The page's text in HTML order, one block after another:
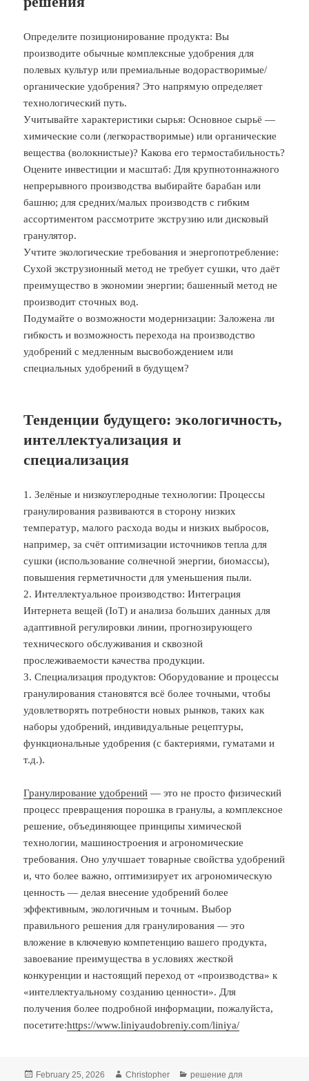
Определите позиционирование продукта: Вы
производите обычные комплексные удобрения для
полевых культур или премиальные водорастворимые/
органические удобрения? Это напрямую определяет
технологический путь.
Учитывайте характеристики сырья: Основное сырьё —
химические соли (легкорастворимые) или органические
вещества (волокнистые)? Какова его термостабильность?
Оцените инвестиции и масштаб: Для крупнотоннажного
непрерывного производства выбирайте барабан или
башню; для средних/малых производств с гибким
ассортиментом рассмотрите экструзию или дисковый
гранулятор.
Учтите экологические требования и энергопотребление:
Сухой экструзионный метод не требует сушки, что даёт
преимущество в экономии энергии; башенный метод не
производит сточных вод.
Подумайте о возможности модернизации: Заложена ли
гибкость и возможность перехода на производство
удобрений с медленным высвобождением или
специальных удобрений в будущем?
Тенденции будущего: экологичность,
интеллектуализация и
специализация
1. Зелёные и низкоуглеродные технологии: Процессы
гранулирования развиваются в сторону низких
температур, малого расхода воды и низких выбросов,
например, за счёт оптимизации источников тепла для
сушки (использование солнечной энергии, биомассы),
повышения герметичности для уменьшения пыли.
2. Интеллектуальное производство: Интеграция
Интернета вещей (IoT) и анализа больших данных для
адаптивной регулировки линии, прогнозирующего
технического обслуживания и сквозной
прослеживаемости качества продукции.
3. Специализация продуктов: Оборудование и процессы
гранулирования становятся всё более точными, чтобы
удовлетворять потребности новых рынков, таких как
наборы удобрений, индивидуальные рецептуры,
функциональные удобрения (с бактериями, гуматами и
т.д.).
Гранулирование удобрений — это не просто физический
процесс превращения порошка в гранулы, а комплексное
решение, объединяющее принципы химической
технологии, машиностроения и агрономические
требования. Оно улучшает товарные свойства удобрений
и, что более важно, оптимизирует их агрономическую
ценность — делая внесение удобрений более
эффективным, экологичным и точным. Выбор
правильного решения для гранулирования — это
вложение в ключевую компетенцию вашего продукта,
завоевание преимущества в условиях жесткой
конкуренции и настоящий переход от «производства» к
«интеллектуальному созданию ценности». Для
получения более подробной информации, пожалуйста,
посетите:https://www.liniyaudobreniy.com/liniya/
Posted
February 25, 2026 Author
Christopher Categories
решение для